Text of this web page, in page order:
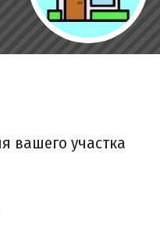
вашего участка